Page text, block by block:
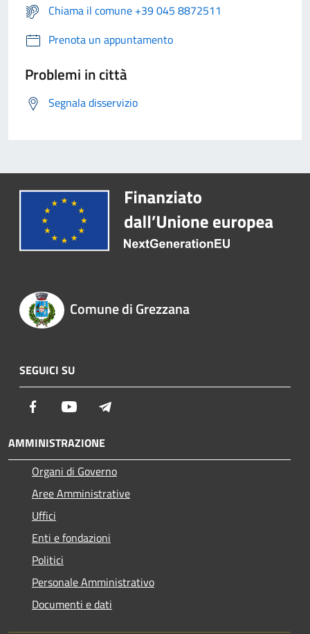
Chiama il comune +39 045 8872511
Prenota un appuntamento
Problemi in città
Segnala disservizio
Comune di Grezzana
SEGUICI SU
Facebook Youtube
AMMINISTRAZIONE
Organi di Governo
Aree Amministrative
Uffici
Enti e fondazioni
Politici
Personale Amministrativo
Documenti e dati